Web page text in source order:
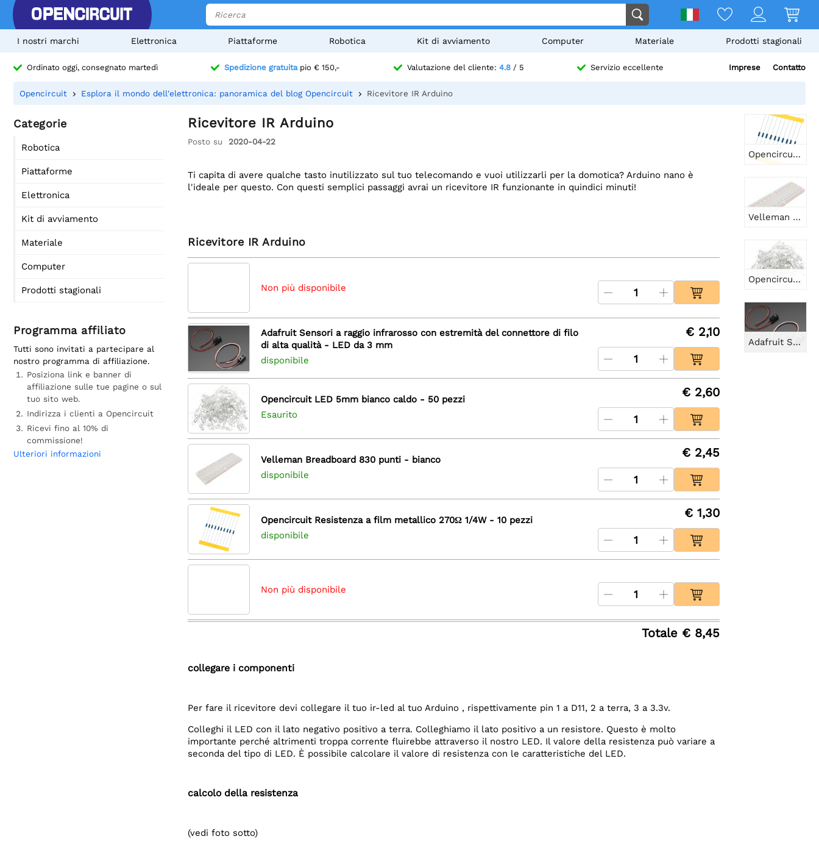
I nostri marchi Elettronica Piattaforme Robotica Kit di avviamento Computer Materiale Prodotti stagionali
Ordinato oggi, consegnato martedì Spedizione gratuitapio € 150,- Valutazione del cliente: 4.8/ 5 Servizio eccellente Imprese Contatto
Opencircuit Esplora il mondo dell'elettronica: panoramica del blog Opencircuit Ricevitore IR Arduino
Categorie
Robotica
Piattaforme
Elettronica
Kit di avviamento
Materiale
Computer
Prodotti stagionali
Programma affiliato
Tutti sono invitati a partecipare al
nostro programma di affiliazione.
Posiziona link e banner di
affiliazione sulle tue pagine o sul
tuo sito web.
Indirizza i clienti a Opencircuit
Ricevi fino al 10% di
commissione!
Ulteriori informazioni
Ricevitore IR Arduino
Posto su 2020-04-22
Ti capita di avere qualche tasto inutilizzato sul tuo telecomando e vuoi utilizzarli per la domotica? Arduino nano è
l'ideale per questo. Con questi semplici passaggi avrai un ricevitore IR funzionante in quindici minuti!
Ricevitore IR Arduino
Non più disponibile
Adafruit Sensori a raggio infrarosso con estremità del connettore di filo
di alta qualità - LED da 3 mm
disponibile
€ 2,10
Opencircuit LED 5mm bianco caldo - 50 pezzi
Esaurito
€ 2,60
Velleman Breadboard 830 punti - bianco
disponibile
€ 2,45
Opencircuit Resistenza a film metallico 270Ω 1/4W - 10 pezzi
disponibile
€ 1,30
Non più disponibile
Totale € 8,45
collegare i componenti
Per fare il ricevitore devi collegare il tuo ir-led al tuo Arduino , rispettivamente pin 1 a D11, 2 a terra, 3 a 3.3v.
Colleghi il LED con il lato negativo positivo a terra. Colleghiamo il lato positivo a un resistore. Questo è molto
importante perché altrimenti troppa corrente fluirebbe attraverso il nostro LED. Il valore della resistenza può variare a
seconda del tipo di LED. È possibile calcolare il valore di resistenza con le caratteristiche del LED.
calcolo della resistenza
(vedi foto sotto)
Opencircuit Resistenza a film metallico 270Ω 1/4W - 10 pezzi
Velleman Breadboard 830 punti - bianco
Opencircuit LED 5mm bianco caldo - 50 pezzi
Adafruit Sensori a raggio infrarosso con estremità del connettore di filo di alta qualità - LED da 3 mm